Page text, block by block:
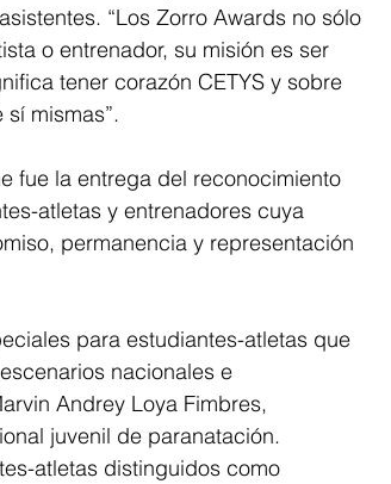
“Los Zorro Awards no sólo
o entrenador, su misión es ser
tener corazón CETYS y sobre
mismas”.
fue la entrega del reconocimiento
atletas y entrenadores cuya
permanencia y representación
para estudiantes-atletas que
nacionales e
Andrey Loya Fimbres,
juvenil de paranatación.
atletas distinguidos como